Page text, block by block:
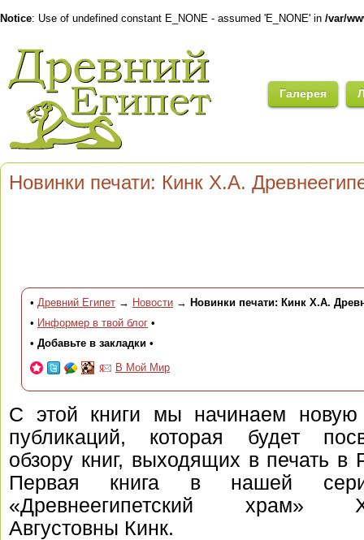
Notice: Use of undefined constant E_NONE - assumed 'E_NONE' in /var/
Галерея
Новинки печати: Кинк Х.А.
• Древний Египет → Новости → Новинки печати: Кинк Х.А.
• Информер в твой блог •
• Добавьте в закладки •
В Мой Мир
С этой книги мы начинаем
публикаций, которая будет
обзору книг, выходящих в печать в
Первая книга в нашей
«Древнеегипетский храм»
Августовны Кинк.